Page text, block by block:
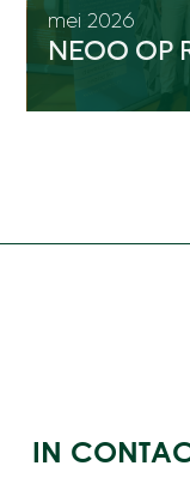
mei 2026
NEOO OP
IN